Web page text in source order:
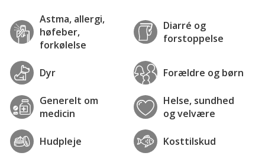
Astma, allergi,
høfeber,
forkølelse
Diarré og
forstoppelse
Dyr Forældre og børn
Generelt om
medicin
Helse, sundhed
og velvære
Hudpleje Kosttilskud